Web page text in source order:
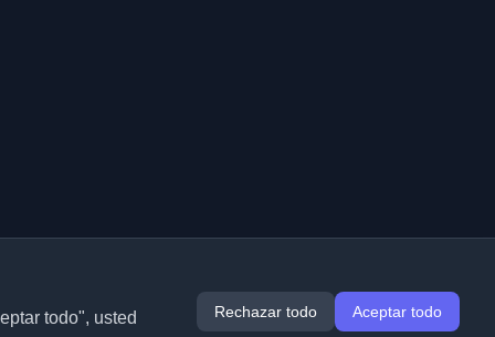
todo", usted
Rechazar todo Aceptar todo